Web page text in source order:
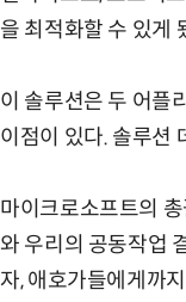
을 최적화할 수 있게
이 솔루션은 두 어플
이점이 있다. 솔루션
마이크로소프트의
와 우리의 공동작업
자, 애호가들에게까